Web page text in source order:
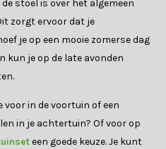
stoel is over het algemeen
zorgt ervoor dat je
je op een mooie zomerse dag
kun je op de late avonden
in de voortuin of een
in je achtertuin? Of voor op
een goede keuze. Je kunt